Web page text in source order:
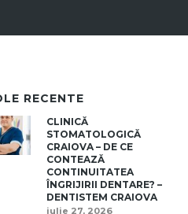
RECENTE
CLINICĂ
STOMATOLOGICĂ
CRAIOVA – DE CE
CONTEAZĂ
CONTINUITATEA
ÎNGRIJIRII DENTARE? –
DENTISTEM CRAIOVA
iulie 27, 2026